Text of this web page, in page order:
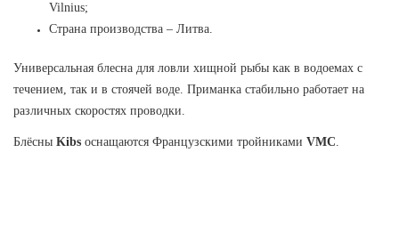
Vilnius;
Страна производства – Литва.
Универсальная блесна для ловли хищной рыбы как в водоемах с
течением, так и в стоячей воде. Приманка стабильно работает на
различных скоростях проводки.
Блёсны Kibs оснащаются Французскими тройниками VMC.